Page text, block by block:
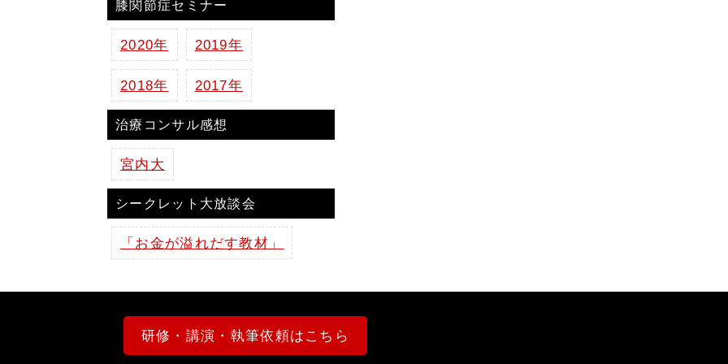
膝関節症セミナー
2020年 2019年
2018年 2017年
治療コンサル感想
宮内大
シークレット大放談会
「お金が溢れだす教材」
研修・講演・執筆依頼はこちら